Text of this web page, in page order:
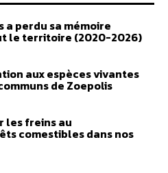
a perdu sa mémoire
le territoire (2020-2026)
aux espèces vivantes
de Zoepolis
les freins au
comestibles dans nos